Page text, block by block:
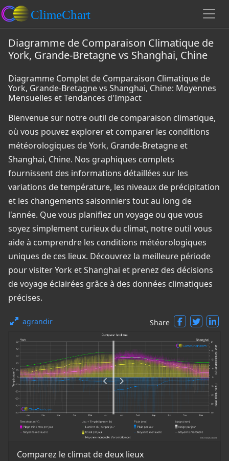
Diagramme de Comparaison Climatique de
York, Grande-Bretagne vs Shanghai, Chine
Diagramme Complet de Comparaison Climatique de
York, Grande-Bretagne vs Shanghai, Chine: Moyennes
Mensuelles et Tendances d'Impact
Bienvenue sur notre outil de comparaison climatique,
où vous pouvez explorer et comparer les conditions
météorologiques de York, Grande-Bretagne et
Shanghai, Chine. Nos graphiques complets
fournissent des informations détaillées sur les
variations de température, les niveaux de précipitation
et les changements saisonniers tout au long de
l'année. Que vous planifiez un voyage ou que vous
soyez simplement curieux du climat, notre outil vous
aide à comprendre les conditions météorologiques
uniques de ces lieux. Découvrez la meilleure période
pour visiter York et Shanghai et prenez des décisions
de voyage éclairées grâce à des données climatiques
précises.
agrandir Share
Comparez le climat de deux lieux